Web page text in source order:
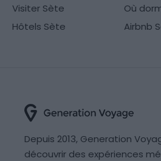
Visiter Sète
Où
Hôtels Sète
Airbnb
Depuis 2013, Generation
découvrir des expériences